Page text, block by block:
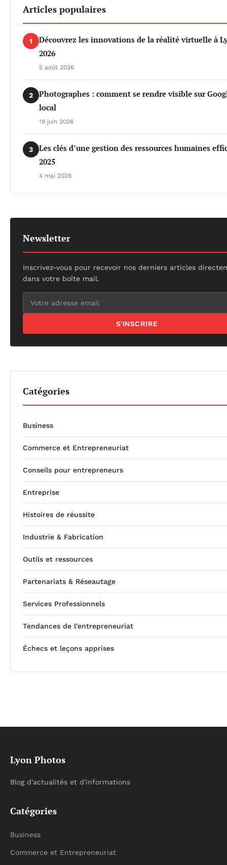
Articles populaires
1
Découvrez les innovations de la réalité virtuelle à
2026
5 août 2026
2
Photographes : comment se rendre visible sur
local
19 juin 2026
3
Les clés d’une gestion des ressources humaines
2025
4 mai 2026
Newsletter
Inscrivez-vous pour recevoir nos derniers articles
dans votre boîte mail.
S'INSCRIRE
Catégories
Business
Commerce et Entrepreneuriat
Conseils pour entrepreneurs
Entreprise
Histoires de réussite
Industrie & Fabrication
Outils et ressources
Partenariats & Réseautage
Services Professionnels
Tendances de l'entrepreneuriat
Échecs et leçons apprises
Lyon Photos
Blog d'actualités et d'informations
Catégories
Business
Commerce et Entrepreneuriat